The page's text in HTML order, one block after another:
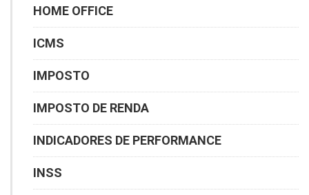
HOME OFFICE
ICMS
IMPOSTO
IMPOSTO DE RENDA
INDICADORES DE PERFORMANCE
INSS